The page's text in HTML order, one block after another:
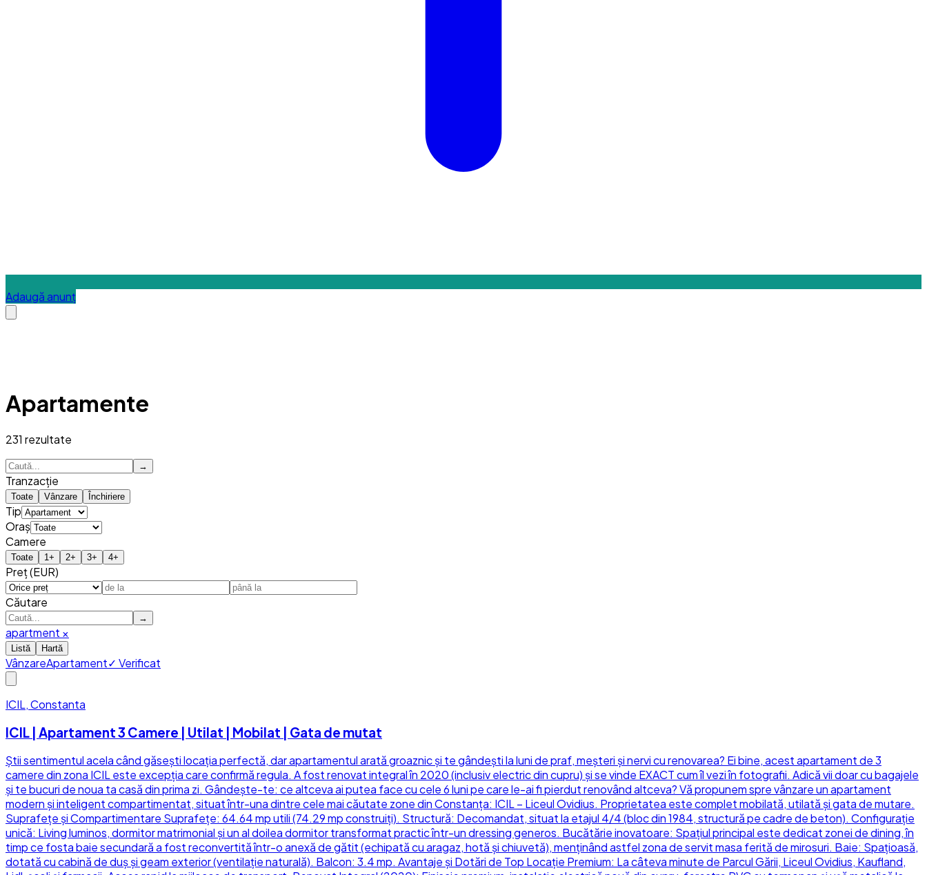
Adaugă anunț
Apartamente
231 rezultate
→
Tranzacție
Toate Vânzare Închiriere
Tip
Oraș
Camere
Toate 1 + 2+ 3+ 4+
Preț (EUR)
Căutare
→
apartment ×
Listă Hartă
VânzareApartament✓ Verificat
ICIL, Constanta
ICIL | Apartament 3 Camere | Utilat | Mobilat | Gata de mutat
Știi sentimentul acela când găsești locația perfectă, dar apartamentul arată groaznic și te gândești la luni de praf, meșteri și nervi cu renovarea? Ei bine, acest apartament de 3
camere din zona ICIL este excepția care confirmă regula. A fost renovat integral în 2020 (inclusiv electric din cupru) și se vinde EXACT cum îl vezi în fotografii. Adică vii doar cu bagajele
și te bucuri de noua ta casă din prima zi. Gândește-te: ce altceva ai putea face cu cele 6 luni pe care le-ai fi pierdut renovând altceva? Vă propunem spre vânzare un apartament
modern și inteligent compartimentat, situat într-una dintre cele mai căutate zone din Constanța: ICIL – Liceul Ovidius. Proprietatea este complet mobilată, utilată și gata de mutare.
Suprafețe și Compartimentare Suprafețe: 64.64 mp utili (74.29 mp construiți). Structură: Decomandat, situat la etajul 4/4 (bloc din 1984, structură pe cadre de beton). Configurație
unică: Living luminos, dormitor matrimonial și un al doilea dormitor transformat practic într-un dressing generos. Bucătărie inovatoare: Spațiul principal este dedicat zonei de dining, în
timp ce fosta baie secundară a fost reconvertită într-o anexă de gătit (echipată cu aragaz, hotă și chiuvetă), menținând astfel zona de servit masa ferită de mirosuri. Baie: Spațioasă,
dotată cu cabină de duș și geam exterior (ventilație naturală). Balcon: 3.4 mp. Avantaje și Dotări de Top Locație Premium: La câteva minute de Parcul Gării, Liceul Ovidius, Kaufland,